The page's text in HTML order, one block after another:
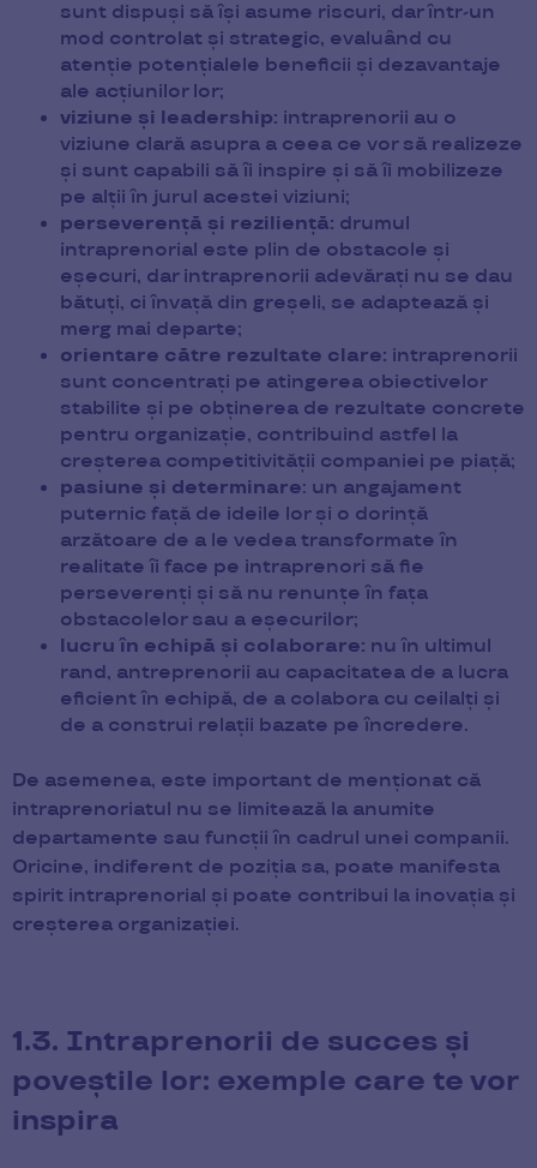
sunt dispuși să își asume riscuri, dar într-un
mod controlat și strategic, evaluând cu
atenție potențialele beneficii și dezavantaje
ale acțiunilor lor;
viziune și leadership: intraprenorii au o
viziune clară asupra a ceea ce vor să realizeze
și sunt capabili să îi inspire și să îi mobilizeze
pe alții în jurul acestei viziuni;
perseverență și reziliență: drumul
intraprenorial este plin de obstacole și
eșecuri, dar intraprenorii adevărați nu se dau
bătuți, ci învață din greșeli, se adaptează și
merg mai departe;
orientare către rezultate clare: intraprenorii
sunt concentrați pe atingerea obiectivelor
stabilite și pe obținerea de rezultate concrete
pentru organizație, contribuind astfel la
creșterea competitivității companiei pe piață;
pasiune și determinare: un angajament
puternic față de ideile lor și o dorință
arzătoare de a le vedea transformate în
realitate îi face pe intraprenori să fie
perseverenți și să nu renunțe în fața
obstacolelor sau a eșecurilor;
lucru în echipă și colaborare: nu în ultimul
rand, antreprenorii au capacitatea de a lucra
eficient în echipă, de a colabora cu ceilalți și
de a construi relații bazate pe încredere.
De asemenea, este important de menționat că
intraprenoriatul nu se limitează la anumite
departamente sau funcții în cadrul unei companii.
Oricine, indiferent de poziția sa, poate manifesta
spirit intraprenorial și poate contribui la inovația și
creșterea organizației.
1.3. Intraprenorii de succes și
poveștile lor: exemple care te vor
inspira